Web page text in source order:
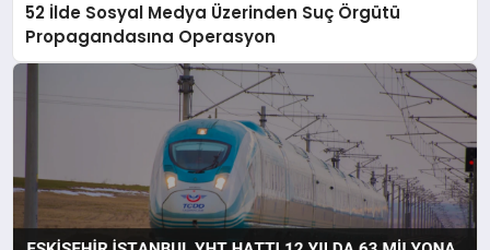
52 İlde Sosyal Medya Üzerinden Suç Örgütü
Propagandasına Operasyon